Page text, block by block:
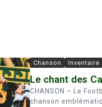
Chanson Inventaire
Le chant des
CHANSON – Le
chanson